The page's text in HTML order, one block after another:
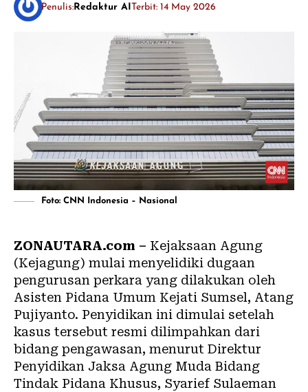
Penulis: Redaktur AITerbit: 14 May 2026
Foto: CNN Indonesia – Nasional
ZONAUTARA.com – Kejaksaan Agung
(Kejagung) mulai menyelidiki dugaan
pengurusan perkara yang dilakukan oleh
Asisten Pidana Umum Kejati Sumsel, Atang
Pujiyanto. Penyidikan ini dimulai setelah
kasus tersebut resmi dilimpahkan dari
bidang pengawasan, menurut Direktur
Penyidikan Jaksa Agung Muda Bidang
Tindak Pidana Khusus, Syarief Sulaeman